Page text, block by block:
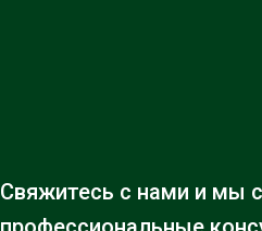
Свяжитесь с нами и мы